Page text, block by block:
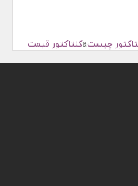
چیستaکنتاکتور قیمت